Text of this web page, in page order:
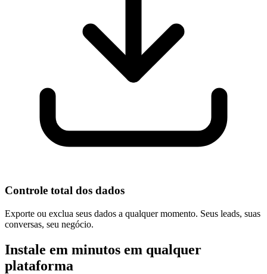
Controle total dos dados
Exporte ou exclua seus dados a qualquer momento. Seus leads, suas
conversas, seu negócio.
Instale em minutos em qualquer
plataforma